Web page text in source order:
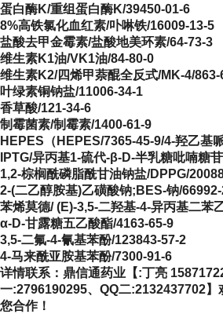
蛋白酶K/重组蛋白酶K/39450-01-6
8%高铁氯化血红素/卟啉铁/16009-13-5
盐酸去甲金霉素/盐酸地美环素/64-73-3
维生素K1油/VK1油/84-80-0
维生素K2/四烯甲萘醌全反式/MK-4/863-
叶绿素铜钠盐/11006-34-1
香草酸/121-34-6
制霉菌素/制霉素/1400-61-9
HEPES（HEPES/7365-45-9/4-羟乙基
IPTG/异丙基1-硫代-β-D-半乳糖吡喃糖
1,2-棕榈酰磷脂酰甘油钠盐/DPPG/
2-(二乙醇胺基)乙磺酸钠;BES-钠/
苯烯莫德/ (E)-3,5-二羟基-4-异丙基二苯
α-D-甘露糖五乙酸酯/4163-65-9
3,5-二氟-4-氰基苯酚/123843-57-2
4-马来酰亚胺基苯酚/7300-91-6
详情联系：鼎信通药业【:丁亮
一:2796190295、QQ二:2132437702】
您合作！